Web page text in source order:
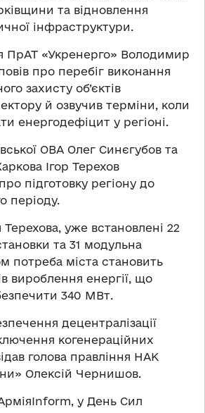
та відновлення
інфраструктури.
ПрАТ «Укренерго» Володимир
про перебіг виконання
захисту об’єктів
й озвучив терміни, коли
енергодефіцит у регіоні.
ОВА Олег Синєгубов та
Ігор Терехов
підготовку регіону до
періоду.
Терехова, уже встановлені 22
та 31 модульна
потреба міста становить
вироблення енергії, що
340 МВт.
децентралізації
когенераційних
голова правління НАК
Олексій Чернишов.
у День Сил